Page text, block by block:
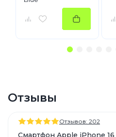
Отзывы
Отзывов: 202
Смартфон Apple iPhone 16